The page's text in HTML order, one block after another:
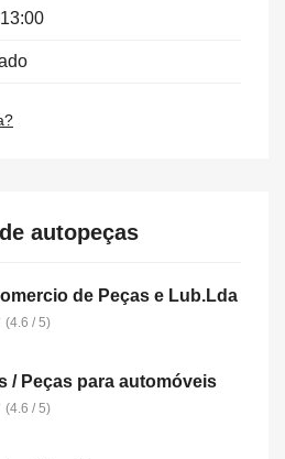
autopeças
de Peças e Lub.Lda
(4.6 / 5)
/ Peças para automóveis
(4.6 / 5)